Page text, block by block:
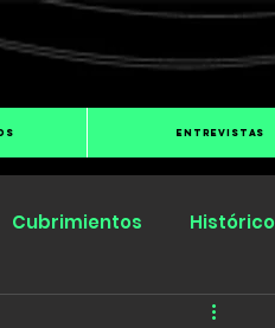
ENTREVISTAS
Cubrimientos Histórico